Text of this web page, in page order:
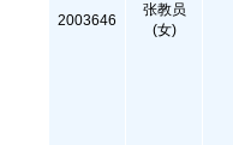
2003646
张教员
(女)